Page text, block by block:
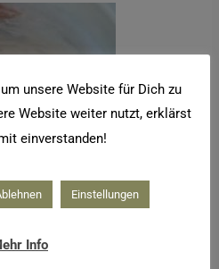
unsere Website für Dich zu
Website weiter nutzt, erklärst
einverstanden!
Einstellungen
Info